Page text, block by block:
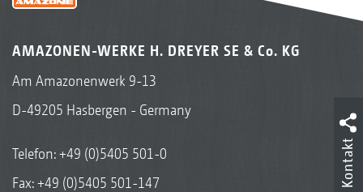
AMAZONEN-WERKE H. DREYER SE & Co. KG
Am Amazonenwerk 9-13
D-49205 Hasbergen - Germany
Telefon:+49 (0)5405 501-0
Fax: +49 (0)5405 501-147
Kontakt